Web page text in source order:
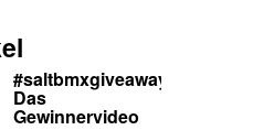
#saltbmxgiveaway:
Das
Gewinnervideo